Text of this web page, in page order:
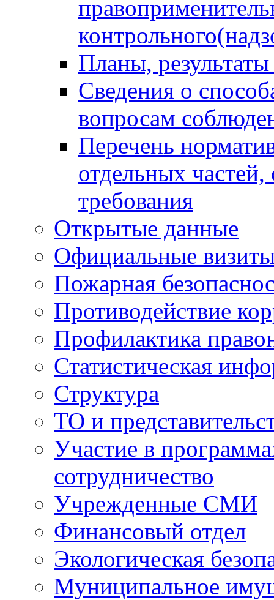
Планы,
Сведения о
вопросам
Перечень
отдельных
требования
Открытые данные
Официальные
Пожарная
Противодействие
Профилактика
Статистическая
Структура
ТО и
Участие в
сотрудничество
Учрежденные СМИ
Финансовый отдел
Экологическая
Муниципальное